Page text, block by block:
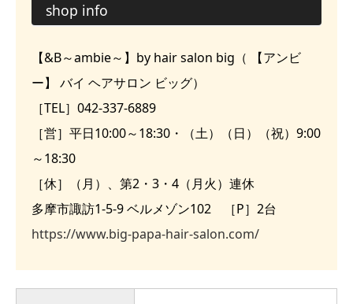
shop info
【&B～ambie～】by hair salon big（ 【アンビ
ー】 バイ ヘアサロン ビッグ）
［TEL］042-337-6889
［営］平日10:00～18:30・（土）（日）（祝）9:00
～18:30
［休］（月）、第2・3・4（月火）連休
多摩市諏訪1-5-9 ベルメゾン102 ［P］2台
https://www.big-papa-hair-salon.com/